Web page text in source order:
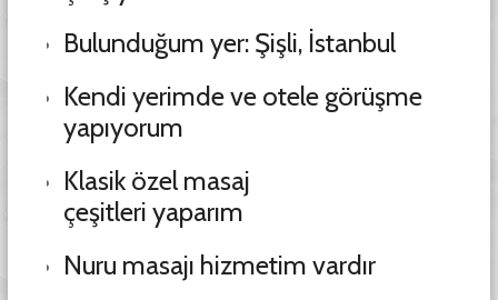
Bulunduğum yer: Şişli, İstanbul
Kendi yerimde ve otele görüşme
yapıyorum
Klasik özel masaj
çeşitleri yaparım
Nuru masajı hizmetim vardır